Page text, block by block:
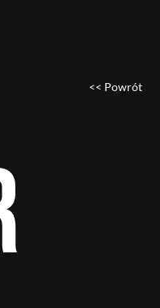
<< Powrót